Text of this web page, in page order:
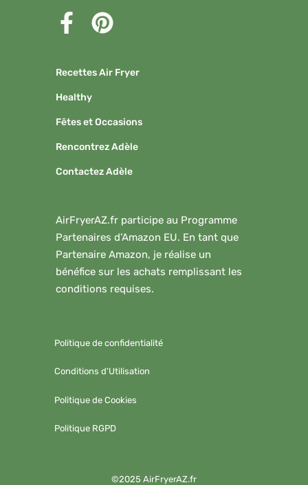
Recettes Air Fryer
Healthy
Fêtes et Occasions
Rencontrez Adèle
Contactez Adèle
AirFryerAZ.fr participe au Programme
Partenaires d’Amazon EU. En tant que
Partenaire Amazon, je réalise un
bénéfice sur les achats remplissant les
conditions requises.
©2025 AirFryerAZ.fr
Politique de confidentialité
Conditions d'Utilisation
Politique de Cookies
Politique RGPD